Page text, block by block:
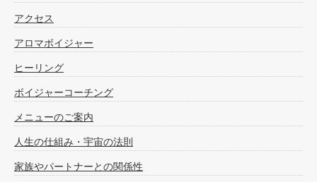
アクセス
アロマボイジャー
ヒーリング
ボイジャーコーチング
メニューのご案内
人生の仕組み・宇宙の法則
家族やパートナーとの関係性